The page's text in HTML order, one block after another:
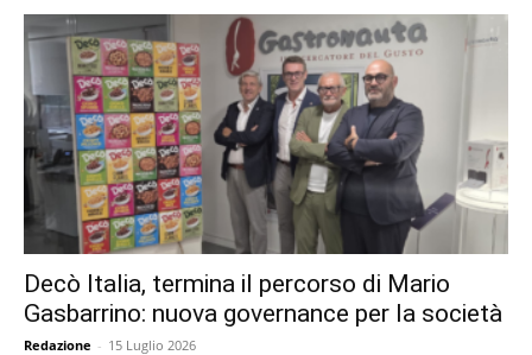
Decò Italia, termina il percorso di Mario
Gasbarrino: nuova governance per la società
Redazione - 15 Luglio 2026